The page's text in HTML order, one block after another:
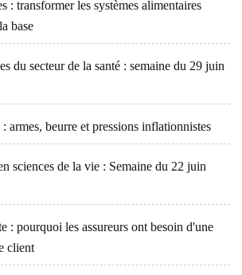
: transformer les systèmes alimentaires
base
du secteur de la santé : semaine du 29 juin
armes, beurre et pressions inflationnistes
sciences de la vie : Semaine du 22 juin
: pourquoi les assureurs ont besoin d'une
client